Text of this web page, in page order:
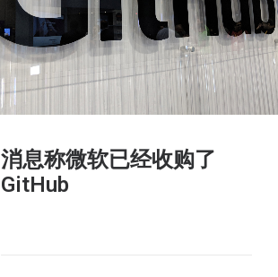
消息称微软已经收购了
GitHub